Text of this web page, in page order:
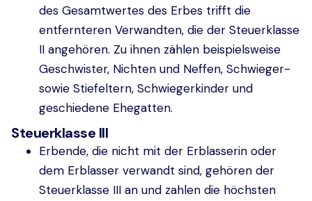
des Gesamtwertes des Erbes trifft die
entfernteren Verwandten, die der Steuerklasse
II angehören. Zu ihnen zählen beispielsweise
Geschwister, Nichten und Neffen, Schwieger-
sowie Stiefeltern, Schwiegerkinder und
geschiedene Ehegatten.
Steuerklasse III
Erbende, die nicht mit der Erblasserin oder
dem Erblasser verwandt sind, gehören der
Steuerklasse III an und zahlen die höchsten